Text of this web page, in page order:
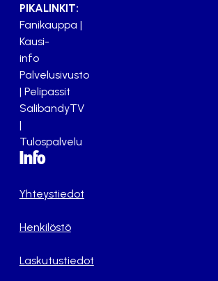
PIKALINKIT:
Fanikauppa |
Kausi-
info
Palvelusivusto
| Pelipassit
SalibandyTV
|
Tulospalvelu
Info
Yhteystiedot
Henkilöstö
Laskutustiedot